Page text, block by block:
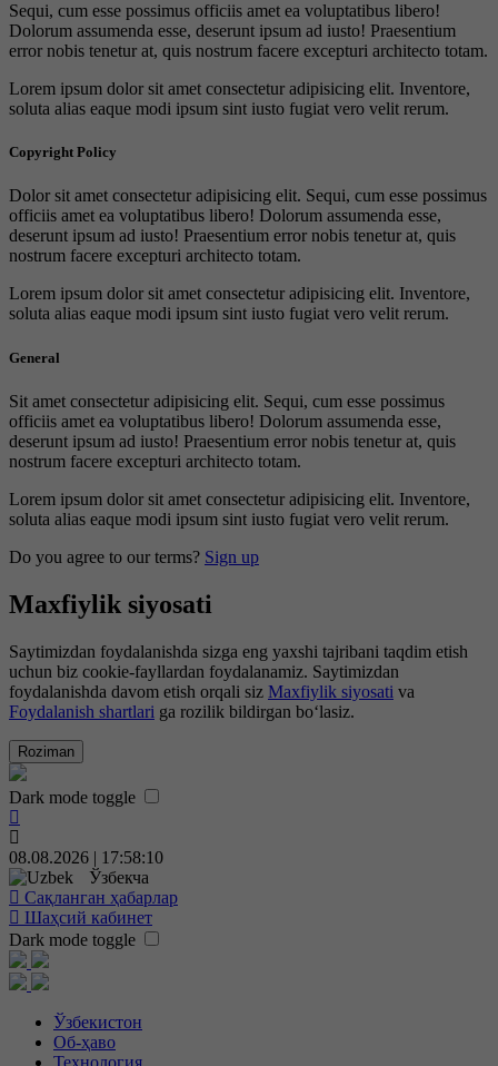
Sequi, cum esse possimus officiis amet ea voluptatibus libero!
Dolorum assumenda esse, deserunt ipsum ad iusto! Praesentium
error nobis tenetur at, quis nostrum facere excepturi architecto totam.
Lorem ipsum dolor sit amet consectetur adipisicing elit. Inventore,
soluta alias eaque modi ipsum sint iusto fugiat vero velit rerum.
Copyright Policy
Dolor sit amet consectetur adipisicing elit. Sequi, cum esse possimus
officiis amet ea voluptatibus libero! Dolorum assumenda esse,
deserunt ipsum ad iusto! Praesentium error nobis tenetur at, quis
nostrum facere excepturi architecto totam.
Lorem ipsum dolor sit amet consectetur adipisicing elit. Inventore,
soluta alias eaque modi ipsum sint iusto fugiat vero velit rerum.
General
Sit amet consectetur adipisicing elit. Sequi, cum esse possimus
officiis amet ea voluptatibus libero! Dolorum assumenda esse,
deserunt ipsum ad iusto! Praesentium error nobis tenetur at, quis
nostrum facere excepturi architecto totam.
Lorem ipsum dolor sit amet consectetur adipisicing elit. Inventore,
soluta alias eaque modi ipsum sint iusto fugiat vero velit rerum.
Do you agree to our terms? Sign up
Maxfiylik siyosati
Saytimizdan foydalanishda sizga eng yaxshi tajribani taqdim etish
uchun biz cookie-fayllardan foydalanamiz. Saytimizdan
foydalanishda davom etish orqali siz Maxfiylik siyosati va
Foydalanish shartlari ga rozilik bildirgan bo‘lasiz.
Roziman
Dark mode toggle
08.08.2026 | 17:58:11
Ўзбекча
Сақланган ҳабарлар
Шаҳсий кабинет
Dark mode toggle
Ўзбекистон
Об-ҳаво
Технология